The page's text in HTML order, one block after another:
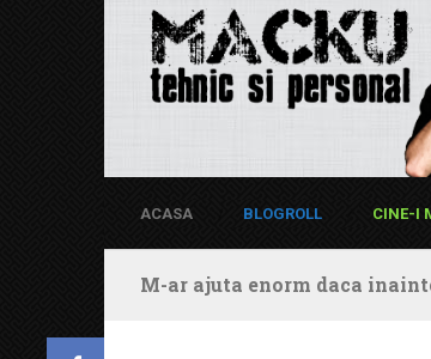
ACASA BLOGROLL CINE-I
M-ar ajuta enorm daca